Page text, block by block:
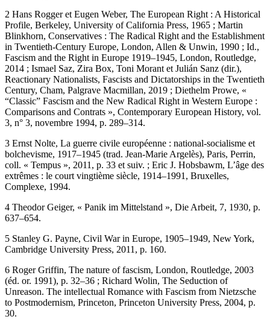
2 Hans Rogger et Eugen Weber, The European Right : A Historical
Profile, Berkeley, University of California Press, 1965 ; Martin
Blinkhorn, Conservatives : The Radical Right and the Establishment
in Twentieth-Century Europe, London, Allen & Unwin, 1990 ; Id.,
Fascism and the Right in Europe 1919–1945, London, Routledge,
2014 ; Ismael Saz, Zira Box, Toni Morant et Julián Sanz (dir.),
Reactionary Nationalists, Fascists and Dictatorships in the Twentieth
Century, Cham, Palgrave Macmillan, 2019 ; Diethelm Prowe, «
“Classic” Fascism and the New Radical Right in Western Europe :
Comparisons and Contrats », Contemporary European History, vol.
3, n° 3, novembre 1994, p. 289–314.
3 Ernst Nolte, La guerre civile européenne : national-socialisme et
bolchevisme, 1917–1945 (trad. Jean-Marie Argelès), Paris, Perrin,
coll. « Tempus », 2011, p. 33 et suiv. ; Eric J. Hobsbawm, L’âge des
extrêmes : le court vingtième siècle, 1914–1991 , Bruxelles,
Complexe, 1994.
4 Theodor Geiger, « Panik im Mittelstand », Die Arbeit, 7, 1930, p.
637–654.
5 Stanley G. Payne, Civil War in Europe, 1905–1949, New York,
Cambridge University Press, 2011, p. 160.
6 Roger Griffin, The nature of fascism, London, Routledge, 2003
(éd. or. 1991), p. 32–36 ; Richard Wolin, The Seduction of
Unreason. The intellectual Romance with Fascism from Nietzsche
to Postmodernism, Princeton, Princeton University Press, 2004, p.
30.